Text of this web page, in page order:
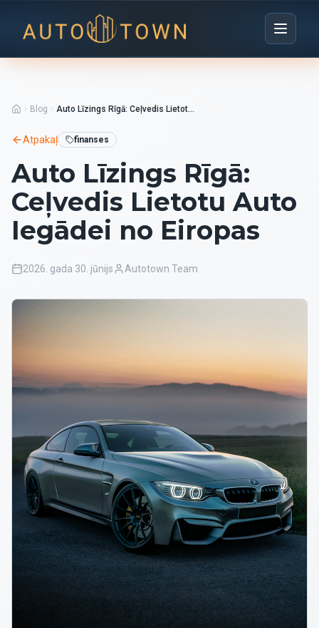
Blog Auto Līzings Rīgā: Ceļvedis Lietotu Auto Iegādei no Eiropas
Atpakaļ finanses
Auto Līzings Rīgā:
Ceļvedis Lietotu Auto
Iegādei no Eiropas
2026. gada 30. jūnijs Autotown Team